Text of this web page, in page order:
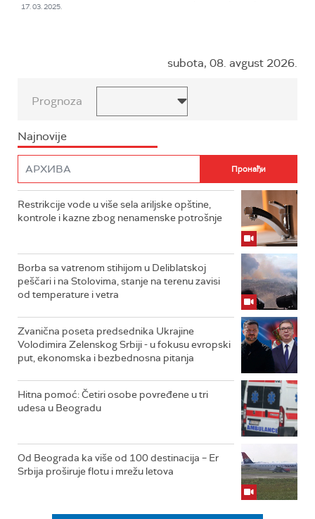
17. 03. 2025.
subota, 08. avgust 2026.
Prognoza
Najnovije
Restrikcije vode u više sela ariljske opštine,
kontrole i kazne zbog nenamenske potrošnje
Borba sa vatrenom stihijom u Deliblatskoj
peščari i na Stolovima, stanje na terenu zavisi
od temperature i vetra
Zvanična poseta predsednika Ukrajine
Volodimira Zelenskog Srbiji - u fokusu evropski
put, ekonomska i bezbednosna pitanja
Hitna pomoć: Četiri osobe povređene u tri
udesa u Beogradu
Od Beograda ka više od 100 destinacija – Er
Srbija proširuje flotu i mrežu letova